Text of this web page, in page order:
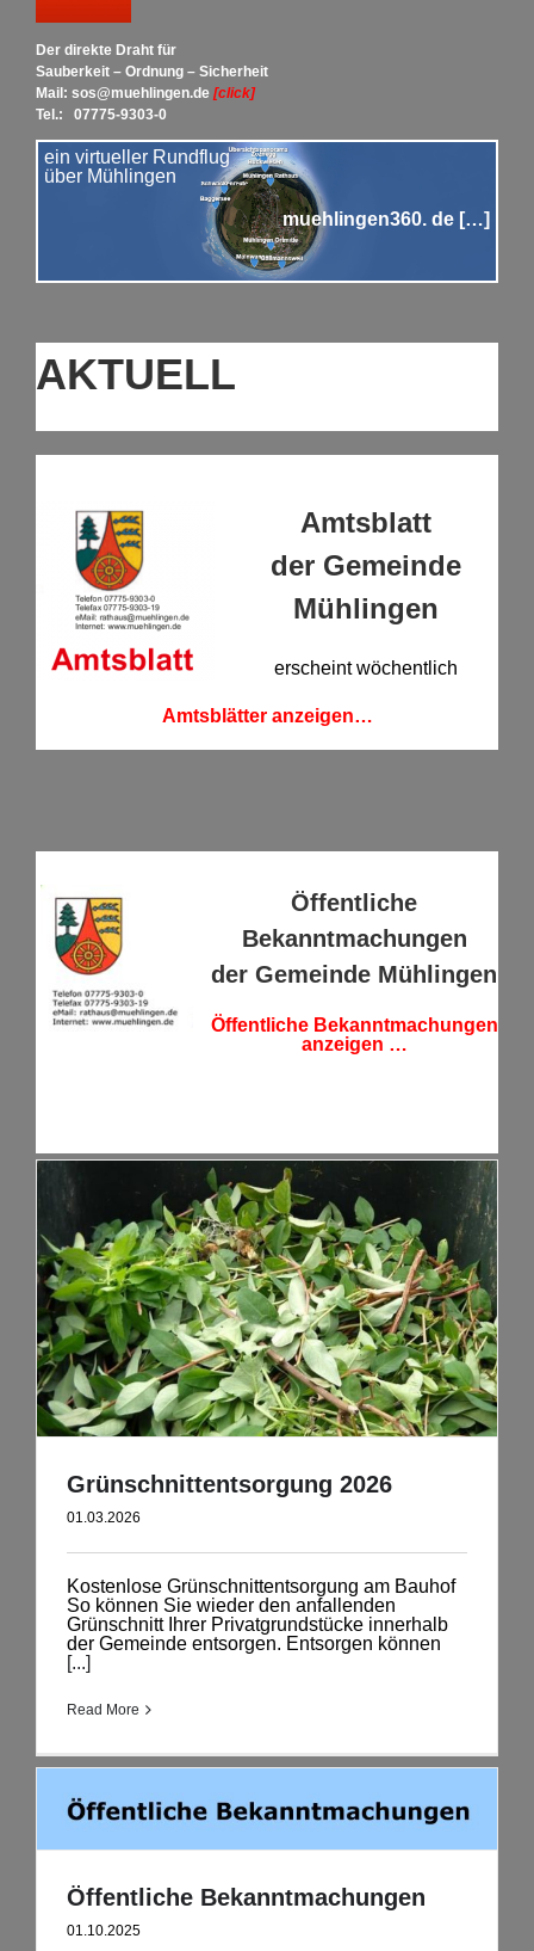
Der direkte Draht für
Sauberkeit – Ordnung – Sicherheit
Mail: sos@muehlingen.de [click]
Tel.: 07775-9303-0
ein virtueller Rundflug
über Mühlingen
muehlingen360. de […]
AKTUELL
Amtsblatt
der Gemeinde
Mühlingen
erscheint wöchentlich
Amtsblätter anzeigen…
Öffentliche
Bekanntmachungen
der Gemeinde Mühlingen
Öffentliche Bekanntmachungen
anzeigen …
Grünschnittentsorgung 2026
01.03.2026
Kostenlose Grünschnittentsorgung am Bauhof
So können Sie wieder den anfallenden
Grünschnitt Ihrer Privatgrundstücke innerhalb
der Gemeinde entsorgen. Entsorgen können
[...]
Read More
Öffentliche Bekanntmachungen
01.10.2025